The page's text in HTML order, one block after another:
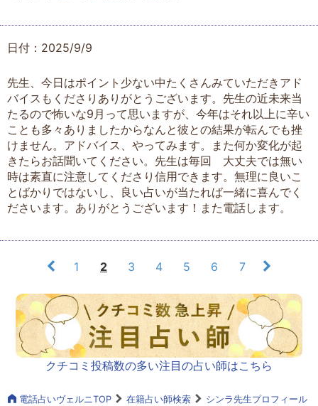
日付：2025/9/9
先生、今日はポイント少ない中たくさんみていただきアド
バイスもくださりありがとうございます。先生の近未来当
たるので怖いな9月って思いますが、今年はそれ以上に辛い
ことも多々ありましたからなんと彼との結果が転んでも挫
けません。アドバイス、やってみます。また何か変化が起
きたらお話聞いてください。先生は毎回 大丈夫では無い
時は素直に注意してくださり信用できます。無理に良いこ
とばかりではないし、良い占いが当たれば一緒に喜んでく
ださいます。ありがとうございます！また電話します。
1 2 3 4 5 6 7
クチコミ投稿数の多い注目の占い師はこちら
電話占いヴェルニTOP 在籍占い師検索
シンラ先生プロフィール